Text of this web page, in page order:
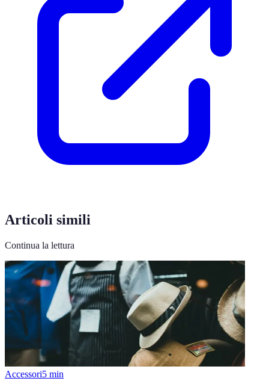
Articoli simili
Continua la lettura
Accessori5 min